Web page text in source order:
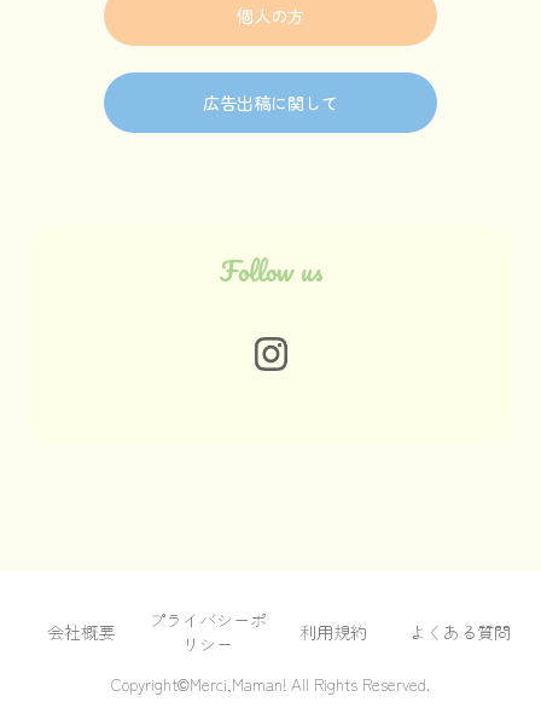
サービスに関するお問い合わせ
個人の方
Follow us